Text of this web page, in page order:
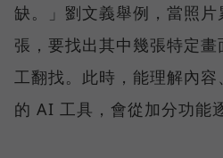
缺。」劉文義舉例，當照
張，要找出其中幾張特定
工翻找。此時，能理解內
的 AI 工具，會從加分功能